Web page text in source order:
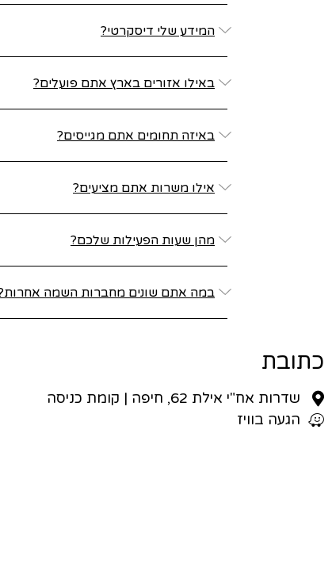
המידע שלי דיסקרטי?
באילו אזורים בארץ אתם פועלים?
באיזה תחומים אתם מגייסים?
אילו משרות אתם מציעים?
מהן שעות הפעילות שלכם?
במה אתם שונים מחברות השמה
כתובת
שדרות אח"י אילת 62, חיפה | קומת כניסה
הגעה בוויז